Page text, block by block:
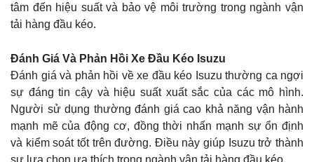
tâm đến hiệu suất và bảo vệ môi trường trong ngành vận
tải hàng đầu kéo.
Đánh Giá Và Phản Hồi Xe Đầu Kéo Isuzu
Đánh giá và phản hồi về xe đầu kéo Isuzu thường ca ngợi
sự đáng tin cậy và hiệu suất xuất sắc của các mô hình.
Người sử dụng thường đánh giá cao khả năng vận hành
mạnh mẽ của động cơ, đồng thời nhấn mạnh sự ổn định
và kiểm soát tốt trên đường. Điều này giúp Isuzu trở thành
sự lựa chọn ưa thích trong ngành vận tải hàng đầu kéo.